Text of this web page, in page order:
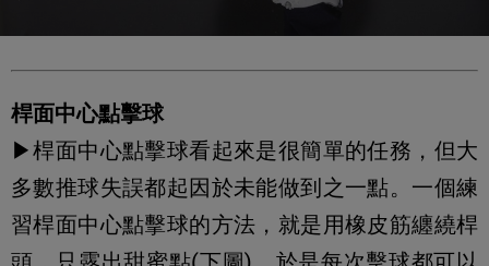
桿面中心點擊球
▶桿面中心點擊球看起來是很簡單的任務，但大
多數推球失誤都起因於未能做到之一點。一個練
習桿面中心點擊球的方法，就是用橡皮筋纏繞桿